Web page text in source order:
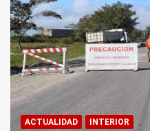
ACTUALIDAD INTERIOR